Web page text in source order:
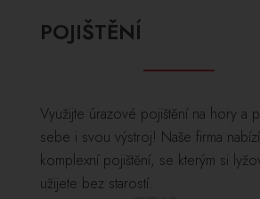
POJIŠTĚNÍ
Využijte úrazové pojištění na hory a
sebe i svou výstroj! Naše firma nabízí
komplexní pojištění, se kterým si
užijete bez starostí.